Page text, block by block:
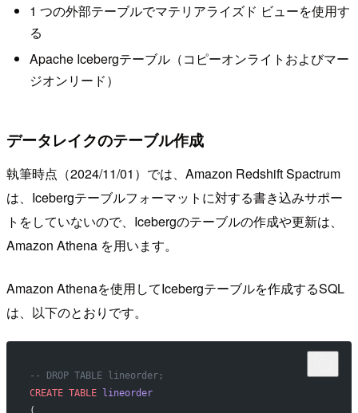
1 つの外部テーブルでマテリアライズド ビューを使用す
る
Apache Icebergテーブル（コピーオンライトおよびマー
ジオンリード）
データレイクのテーブル作成
執筆時点（2024/11/01）では、Amazon Redshift Spactrum
は、Icebergテーブルフォーマットに対する書き込みサポー
トをしていないので、Icebergのテーブルの作成や更新は、
Amazon Athena を用います。
Amazon Athenaを使用してIcebergテーブルを作成するSQL
は、以下のとおりです。
-- DROP TABLE lineorder;
CREATE TABLE lineorder
(